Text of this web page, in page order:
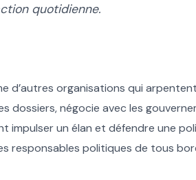
quotidienne.
d’autres organisations qui
dossiers, négocie avec les
impulser un élan et défendre une
responsables politiques de tous